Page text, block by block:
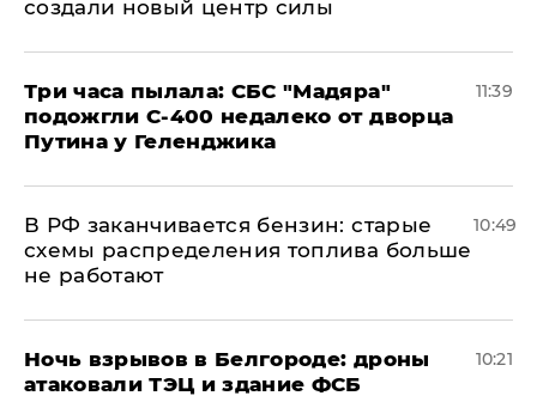
создали новый центр силы
Три часа пылала: СБС "Мадяра"
подожгли С-400 недалеко от дворца
Путина у Геленджика
11:39
​В РФ заканчивается бензин: старые
схемы распределения топлива больше
не работают
10:49
​Ночь взрывов в Белгороде: дроны
атаковали ТЭЦ и здание ФСБ
10:21